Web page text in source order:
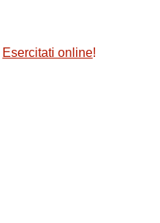
Esercitati online!